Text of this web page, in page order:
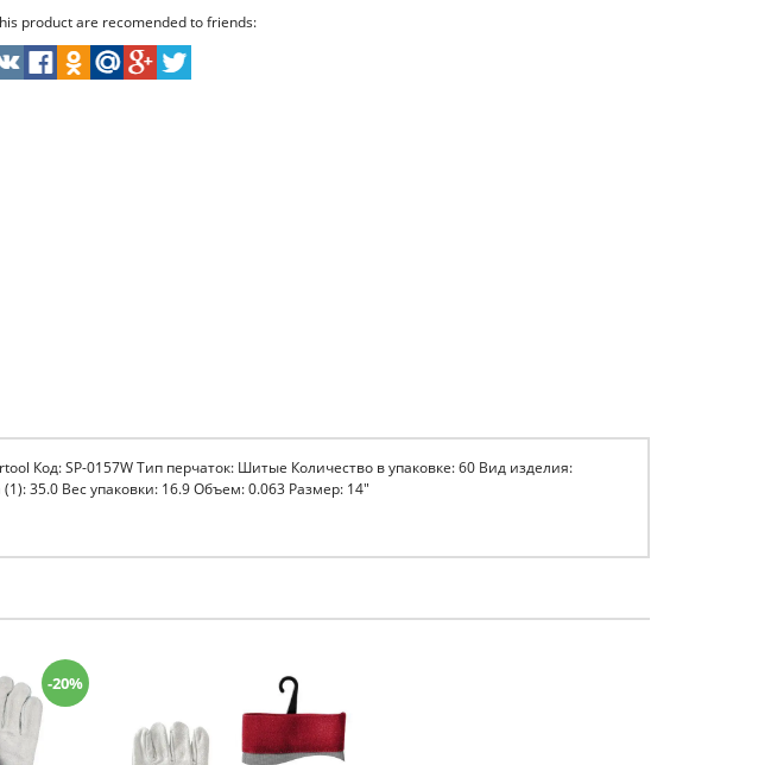
product are recomended to friends:
Код: SP-0157W Тип перчаток: Шитые Количество в упаковке: 60 Вид изделия:
35.0 Вес упаковки: 16.9 Объем: 0.063 Размер: 14"
-20%